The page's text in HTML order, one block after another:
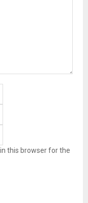
this browser for the